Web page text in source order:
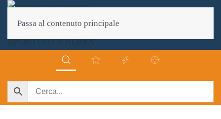
Passa al contenuto principale